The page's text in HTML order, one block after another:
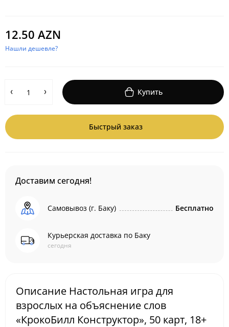
12.50 AZN
Нашли дешевле?
Купить
Быстрый заказ
Доставим сегодня!
Самовывоз (г. Баку) Бесплатно
Курьерская доставка по Баку
сегодня
Описание Настольная игра для
взрослых на объяснение слов
«КрокоБилл Конструктор», 50 карт, 18+